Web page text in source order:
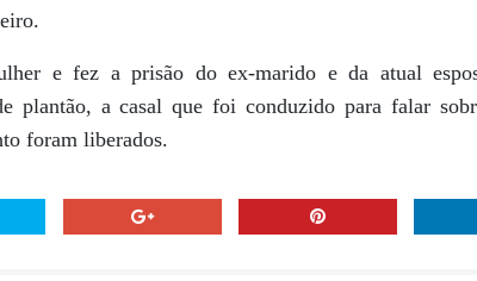
e fez a prisão do ex-marido e da atual
plantão, a casal que foi conduzido para falar
foram liberados.